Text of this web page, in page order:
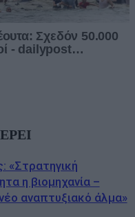
«Στρατηγική
η βιομηχανία –
αναπτυξιακό άλμα»